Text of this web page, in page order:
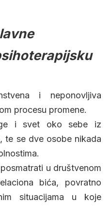
i neponovljiva
procesu promene.
i svet oko sebe iz
te se dve osobe nikada
u društvenom
bića, povratno
situacijama u koje